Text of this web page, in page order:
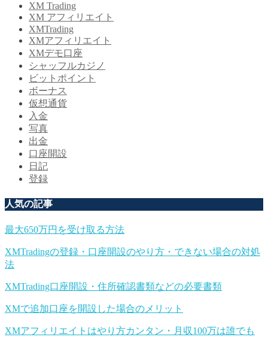
XM Trading
XM アフィリエイト
XMTrading
XMアフィリエイト
XMデモ口座
シャッフルカジノ
ビットポイント
ボーナス
仮想通貨
入金
写真
出金
口座開設
日記
登録
人気の記事
最大650万円を受け取る方法
XMTradingの登録・口座開設のやり方・できない場合の対処
法
XMTrading口座開設・住所確認書類などの必要書類
XMで追加口座を開設した場合のメリット
XMアフィリエイトはやり方カンタン・月収100万は誰でも